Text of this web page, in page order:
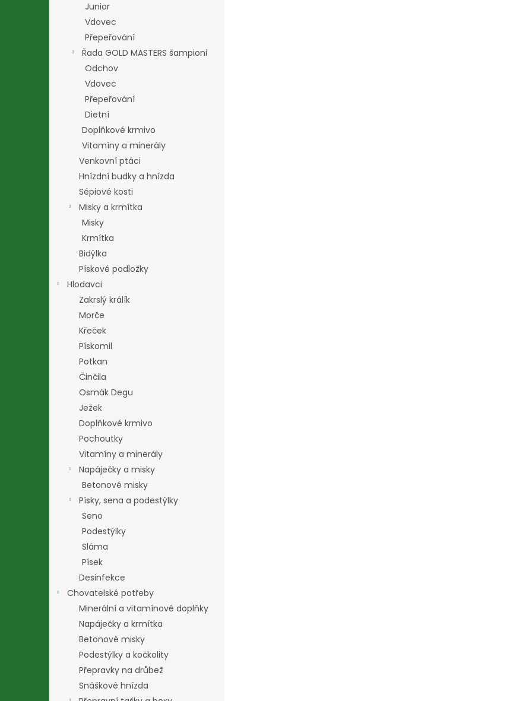
Junior
Vdovec
Přepeřování
Řada GOLD MASTERS šampioni
Odchov
Vdovec
Přepeřování
Dietní
Doplňkové krmivo
Vitamíny a minerály
Venkovní ptáci
Hnízdní budky a hnízda
Sépiové kosti
Misky a krmítka
Misky
Krmítka
Bidýlka
Pískové podložky
Hlodavci
Zakrslý králík
Morče
Křeček
Pískomil
Potkan
Činčila
Osmák Degu
Ježek
Doplňkové krmivo
Pochoutky
Vitamíny a minerály
Napáječky a misky
Betonové misky
Písky, sena a podestýlky
Seno
Podestýlky
Sláma
Písek
Desinfekce
Chovatelské potřeby
Minerální a vitamínové doplňky
Napáječky a krmítka
Betonové misky
Podestýlky a kočkolity
Přepravky na drůbež
Snáškové hnízda